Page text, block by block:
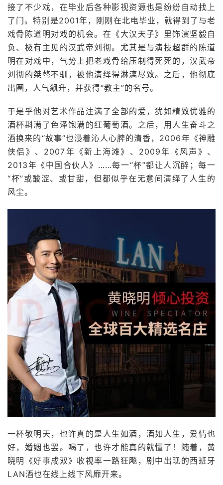
接了不少戏，在毕业后各种影视资源也是纷纷自动找上
了门。特别是2001年，刚刚在北电毕业，就得到了与老
戏骨陈道明对戏的机会。在《大汉天子》里饰演坚毅自
负、极有主见的汉武帝刘彻。尤其是与演技超群的陈道
明在对戏中，气势上把老戏骨给压制得死死的，汉武帝
刘彻的桀骜不驯，被他演绎得淋漓尽致。之后，他彻底
出圈，人气飙升，并获得“教主”的名号。
于是乎他对艺术作品注满了全部的爱，犹如精致优雅的
酒杯斟满了色泽饱满的红葡萄酒。之后，用人生奋斗之
酒换来的“故事”也浸着沁人心脾的清香，2006年《神雕
侠侣》、2007年《新上海滩》、2009年《风声》、
2013年《中国合伙人》……每一“杯”都让人沉醉；每一
“杯”或酸涩、或甘甜，但都似乎在无意间演绎了人生的
风尘。
一杯敬明天，也许真的是人生如酒，酒如人生，爱情也
好，婚姻也罢。喝了，也许才能真的就懂了！随着，黄
晓明《好事成双》收视率一路狂飚，剧中出现的西班牙
LAN酒也在线上线下风靡开来。